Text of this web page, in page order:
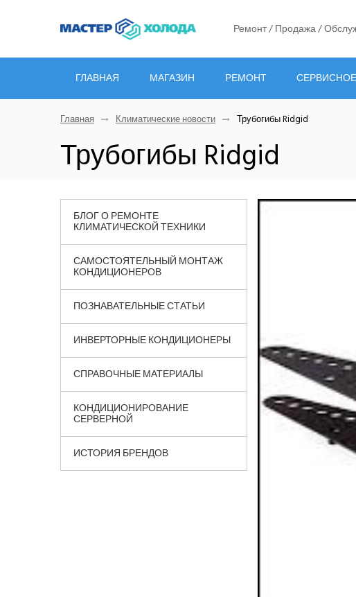
Ремонт / Продажа /
ГЛАВНАЯ МАГАЗИН РЕМОНТ
Главная Климатические новости Трубогибы Ridgid
Трубогибы Ridgid
БЛОГ О РЕМОНТЕ
КЛИМАТИЧЕСКОЙ ТЕХНИКИ
САМОСТОЯТЕЛЬНЫЙ МОНТАЖ
КОНДИЦИОНЕРОВ
ПОЗНАВАТЕЛЬНЫЕ СТАТЬИ
ИНВЕРТОРНЫЕ КОНДИЦИОНЕРЫ
СПРАВОЧНЫЕ МАТЕРИАЛЫ
КОНДИЦИОНИРОВАНИЕ
СЕРВЕРНОЙ
ИСТОРИЯ БРЕНДОВ